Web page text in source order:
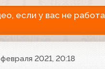
если у вас не
2021, 20:18